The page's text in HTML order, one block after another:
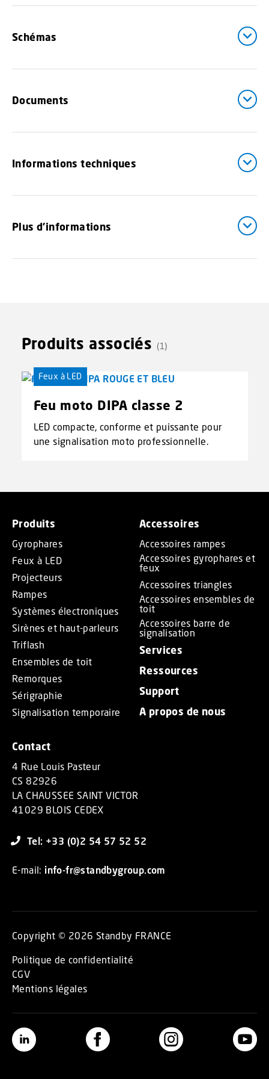
Schémas
Documents
Informations techniques
Plus d'informations
Produits associés (1)
Feux à LED
Feu moto DIPA classe 2
LED compacte, conforme et puissante pour
une signalisation moto professionnelle.
Produits
Gyrophares
Feux à LED
Projecteurs
Rampes
Systèmes électroniques
Sirènes et haut-parleurs
Triflash
Ensembles de toit
Remorques
Sérigraphie
Signalisation temporaire
Accessoires
Accessoires rampes
Accessoires gyrophares et
feux
Accessoires triangles
Accessoires ensembles de
toit
Accessoires barre de
signalisation
Services
Ressources
Support
A propos de nous
Contact
4 Rue Louis Pasteur
CS 82926
LA CHAUSSEE SAINT VICTOR
41029 BLOIS CEDEX
Tel: +33 (0)2 54 57 52 52
E-mail: info-fr@standbygroup.com
Copyright © 2026 Standby FRANCE
Politique de confidentialité
CGV
Mentions légales